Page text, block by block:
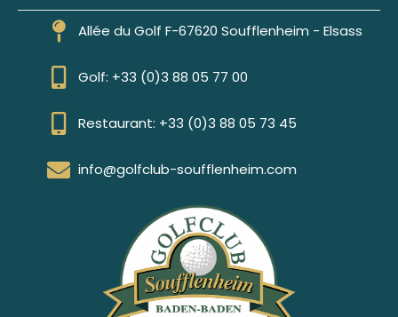
Allée du Golf F-67620 Soufflenheim - Elsass
Golf: +33 (0)3 88 05 77 00
Restaurant: +33 (0)3 88 05 73 45
info@golfclub-soufflenheim.com